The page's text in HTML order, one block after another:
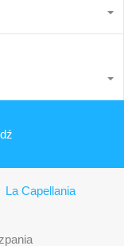
La Capellania